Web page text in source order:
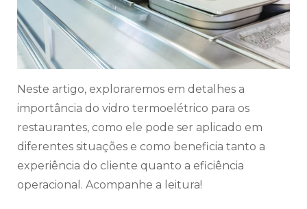
Neste artigo, exploraremos em detalhes a
importância do vidro termoelétrico para os
restaurantes, como ele pode ser aplicado em
diferentes situações e como beneficia tanto a
experiência do cliente quanto a eficiência
operacional. Acompanhe a leitura!